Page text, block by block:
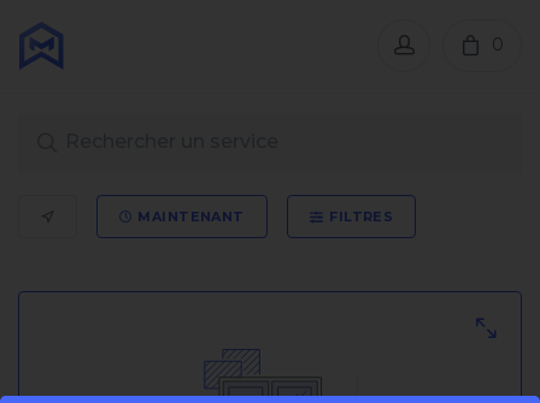
0
MAINTENANT FILTRES